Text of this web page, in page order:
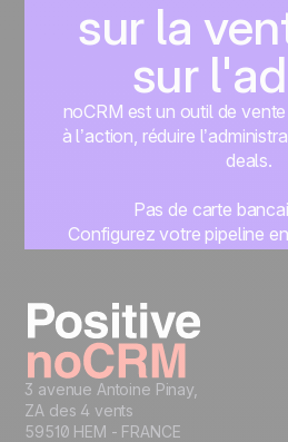
sur la
sur
noCRM est un outil de
à l’action, réduire
deals.
Pas de carte
Configurez votre pipeline
3 avenue Antoine Pinay,
ZA des 4 vents
59510 HEM - FRANCE